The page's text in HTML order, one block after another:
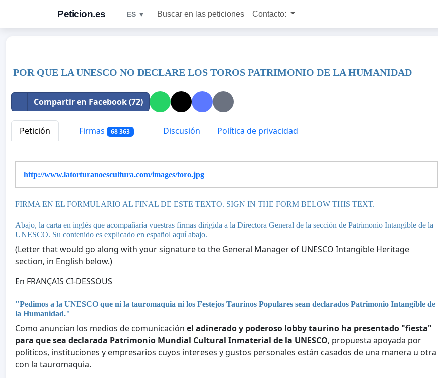
Peticion.es ES ▼ Buscar en las peticiones Contacto:
POR QUE LA UNESCO NO DECLARE LOS TOROS PATRIMONIO DE LA HUMANIDAD
Compartir en Facebook (72)
Petición Firmas 68 363 Discusión Política de privacidad
http://www.latorturanoescultura.com/images/toro.jpg
FIRMA EN EL FORMULARIO AL FINAL DE ESTE TEXTO. SIGN IN THE FORM BELOW THIS TEXT.
Abajo, la carta en inglés que acompañaría vuestras firmas dirigida a la Directora General de la sección de Patrimonio Intangible de la
UNESCO. Su contenido es explicado en español aquí abajo.
(Letter that would go along with your signature to the General Manager of UNESCO Intangible Heritage
section, in English below.)
En FRANÇAIS CI-DESSOUS
"Pedimos a la UNESCO que ni la tauromaquia ni los Festejos Taurinos Populares sean declarados Patrimonio Intangible de
la Humanidad."
Como anuncian los medios de comunicación el adinerado y poderoso lobby taurino ha presentado "fiesta"
para que sea declarada Patrimonio Mundial Cultural Inmaterial de la UNESCO, propuesta apoyada por
políticos, instituciones y empresarios cuyos intereses y gustos personales están casados de una manera u otra
con la tauromaquia.